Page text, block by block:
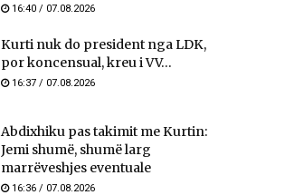
16:40 / 07.08.2026
Kurti nuk do president nga LDK,
por koncensual, kreu i VV...
16:37 / 07.08.2026
Abdixhiku pas takimit me Kurtin:
Jemi shumë, shumë larg
marrëveshjes eventuale
16:36 / 07.08.2026